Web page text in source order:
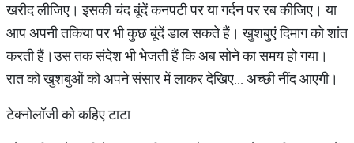
खरीद लीजिए। इसकी चंद बूंदें कनपटी पर या गर्दन पर रब कीजिए। या
आप अपनी तकिया पर भी कुछ बूंदें डाल सकते हैं। खुशबुएं दिमाग को शांत
करती हैं।उस तक संदेश भी भेजती हैं कि अब सोने का समय हो गया।
रात को खुशबुओं को अपने संसार में लाकर देखिए... अच्छी नींद आएगी।
टेक्नोलॉजी को कहिए टाटा